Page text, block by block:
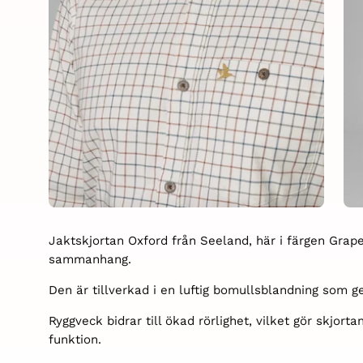
Jaktskjortan Oxford från Seeland, här i färgen
sammanhang.
Den är tillverkad i en luftig bomullsblandning som
Ryggveck bidrar till ökad rörlighet, vilket gör
funktion.